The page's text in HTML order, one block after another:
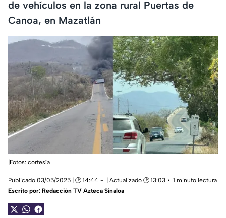
de vehículos en la zona rural Puertas de
Canoa, en Mazatlán
|Fotos: cortesía
Publicado 03/05/2025 | 🕑 14:44 | Actualizado 🕑 13:03
1 minuto lectura
Escrito por: Redacción TV Azteca Sinaloa